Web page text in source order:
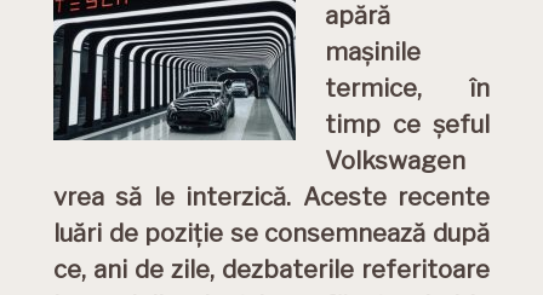
apără
mașinile
termice, în
timp ce șeful
Volkswagen
vrea să le interzică. Aceste recente
luări de poziție se consemnează după
ce, ani de zile, dezbaterile referitoare